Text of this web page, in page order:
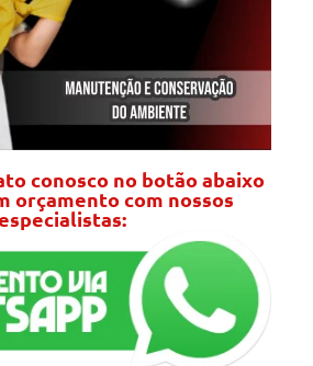
conosco no botão abaixo
orçamento com nossos